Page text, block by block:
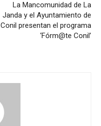
La Mancomunidad de La
Janda y el Ayuntamiento de
Conil presentan el programa
‘Fórm@te Conil’